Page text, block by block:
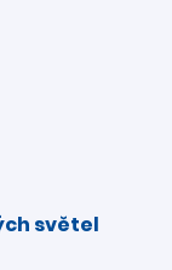
světel